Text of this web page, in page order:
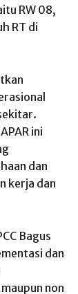
RW 08,
RT di
ini
dan
kerja dan
Bagus
dan
non